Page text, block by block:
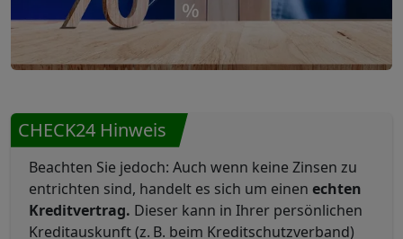
CHECK24 Hinweis
Beachten Sie jedoch: Auch wenn keine Zinsen zu
entrichten sind, handelt es sich um einen echten
Kreditvertrag. Dieser kann in Ihrer persönlichen
Kreditauskunft (z. B. beim Kreditschutzverband)